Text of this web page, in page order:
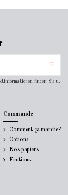
finden Sie u.
Commande
Comment ça marche?
Options
Nos papiers
Finitions